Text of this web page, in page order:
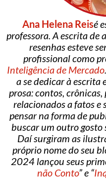
Ana Helena Reisé
professora. A escrita de
resenhas esteve
profissional como
Inteligência de Mercado
a se dedicar à escrita
prosa: contos, crônicas,
relacionados a fatos e
pensar na forma de
buscar um outro gosto
Daí surgiram as
próprio nome do seu
2024 lançou seus
não Conto” e “